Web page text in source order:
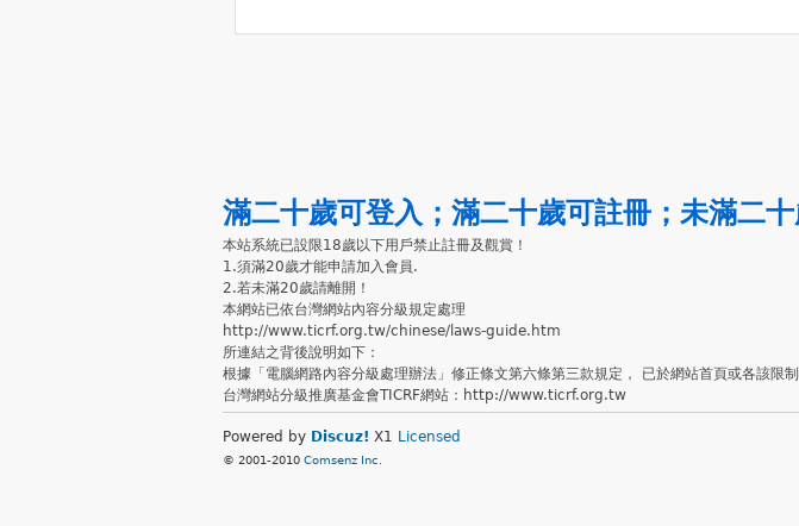
滿二十歲可登入 ； 滿二十歲可註冊 ； 未滿二
本站系統已設限18歲以下用戶禁止註冊及觀賞！
1.須滿20歲才能申請加入會員.
2.若未滿20歲請離開！
本網站已依台灣網站內容分級規定處理
http://www.ticrf.org.tw/chinese/laws-guide.htm
所連結之背後說明如下：
根據「電腦網路內容分級處理辦法」修正條文第六條第三款規定， 已於網站首頁或各該限
台灣網站分級推廣基金會TICRF網站：http://www.ticrf.org.tw
Powered by Discuz! X1 Licensed
© 2001-2010 Comsenz Inc.